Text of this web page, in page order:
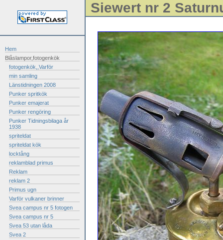
Hem
Blåslampor,fotogenkök
fotogenkök,,Varför
min samling
Länstidningen 2008
Punker spritkök
Punker emajerat
Punker rengöring
Punker Tidningsbilaga år
1938
spriteldat
spriteldat kök
locktång
reklamblad primus
Reklam
reklam 2
Primus ugn
Varför vulkaner brinner
Svea campus nr 5 fotogen
Svea campus nr 5
Svea 53 utan låda
Svea 2
Siewert nr 2